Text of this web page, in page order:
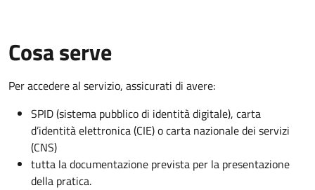
Cosa serve
Per accedere al servizio, assicurati di avere:
SPID (sistema pubblico di identità digitale), carta
d’identità elettronica (CIE) o carta nazionale dei servizi
(CNS)
tutta la documentazione prevista per la presentazione
della pratica.